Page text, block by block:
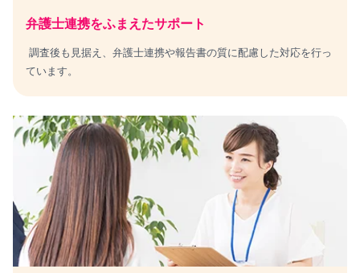
弁護士連携をふまえたサポート
調査後も見据え、弁護士連携や報告書の質に配慮した対応を行っ
ています。